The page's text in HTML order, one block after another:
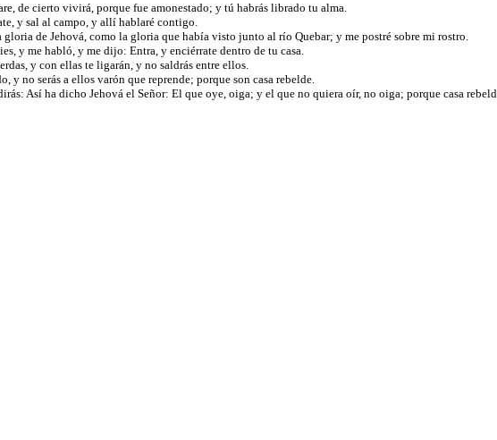
de cierto vivirá, porque fue amonestado; y tú habrás librado tu alma.
y sal al campo, y allí hablaré contigo.
de Jehová, como la gloria que había visto junto al río Quebar; y me postré sobre mi rostro.
y me habló, y me dijo: Entra, y enciérrate dentro de tu casa.
y con ellas te ligarán, y no saldrás entre ellos.
y no serás a ellos varón que reprende; porque son casa rebelde.
Así ha dicho Jehová el Señor: El que oye, oiga; y el que no quiera oír, no oiga; porque casa